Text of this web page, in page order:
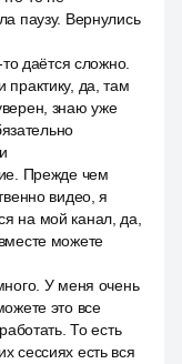
паузу. Вернулись
даётся сложно.
практику, да, там
знаю уже
Прежде чем
видео, я
на мой канал, да,
можете
У меня очень
это все
То есть
сессиях есть вся